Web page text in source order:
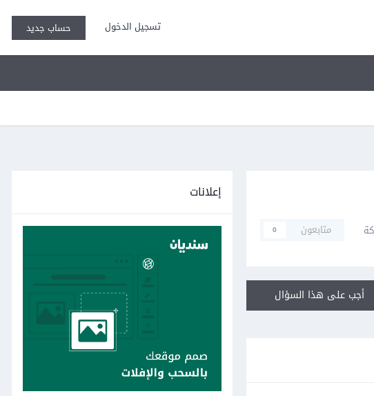
تسجيل الدخول حساب جديد
متابعون 0
أجب على هذا السؤال
إعلانات